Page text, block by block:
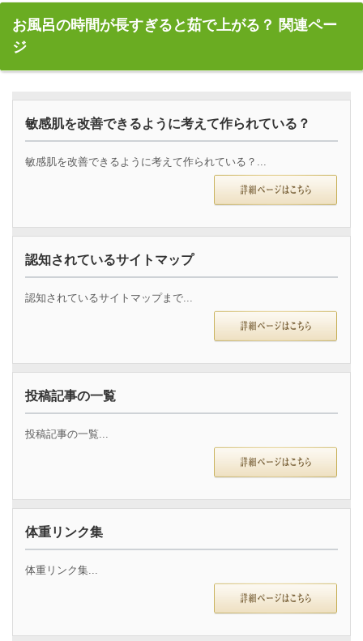
お風呂の時間が長すぎると茹で上がる？ 関連ペー
ジ
敏感肌を改善できるように考えて作られている？
敏感肌を改善できるように考えて作られている？...
認知されているサイトマップ
認知されているサイトマップまで...
投稿記事の一覧
投稿記事の一覧...
体重リンク集
体重リンク集...